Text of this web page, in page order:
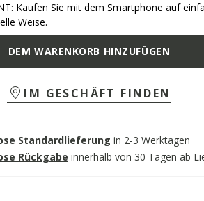
Kaufen Sie mit dem Smartphone auf
Weise.
DEM WARENKORB HINZUFÜGEN
IM GESCHÄFT FINDEN
Standardlieferung in 2-3 Werktagen
Rückgabe innerhalb von 30 Tagen ab